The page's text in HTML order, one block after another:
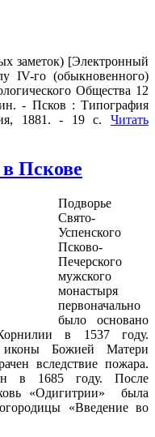
заметок) [Электронный
IV-го (обыкновенного)
Общества 12
- Псков : Типография
1881. - 19 с. Читать
Пскове
Подворье
Свято-
Успенского
Псково-
Печерского
мужского
монастыря
первоначально
было основано
в 1537 году.
Божией Матери
вследствие пожара.
в 1685 году. После
«Одигитрии» была
«Введение во